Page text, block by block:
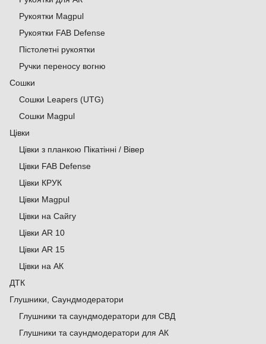
Рукоятки Magpul
Рукоятки FAB Defense
Пістолетні рукоятки
Ручки переносу вогню
Сошки
Сошки Leapers (UTG)
Сошки Magpul
Цівки
Цівки з планкою Пікатінні / Вівер
Цівки FAB Defense
Цівки КРУК
Цівки Magpul
Цівки на Сайгу
Цівки AR 10
Цівки AR 15
Цівки на АК
ДТК
Глушники, Саундмодератори
Глушники та саундмодератори для СВД
Глушники та саундмодератори для АК